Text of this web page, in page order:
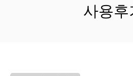
사용후